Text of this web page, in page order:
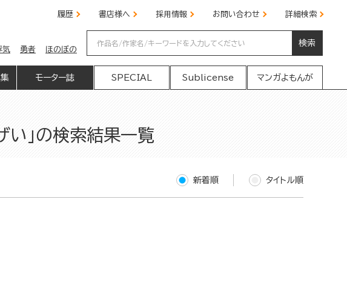
履歴 書店様へ 採用情報 お問い合わせ 詳細検索
気 勇者 ほのぼの
検索
集 モーター誌 SPECIAL Sublicense マンガよもんが
い」の検索結果一覧
新着順 タイトル順